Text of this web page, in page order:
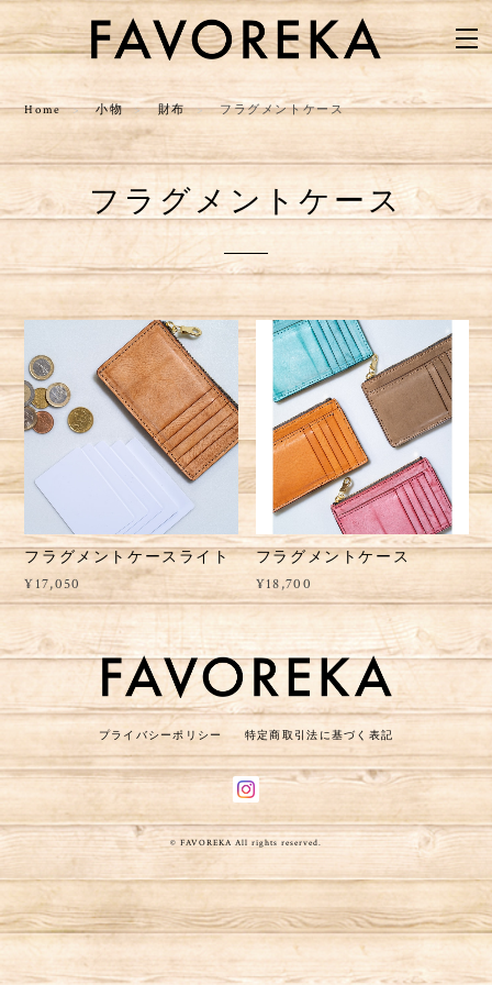
Home 小物 財布 フラグメントケース
フラグメントケース
フラグメントケースライト
¥17,050
フラグメントケース
¥18,700
プライバシーポリシー 特定商取引法に基づく表記
© FAVOREKA All rights reserved.